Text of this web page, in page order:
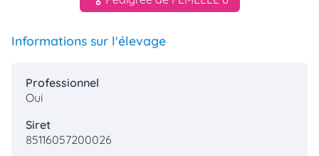
Informations sur l'élevage
Professionnel
Oui
Siret
85116057200026